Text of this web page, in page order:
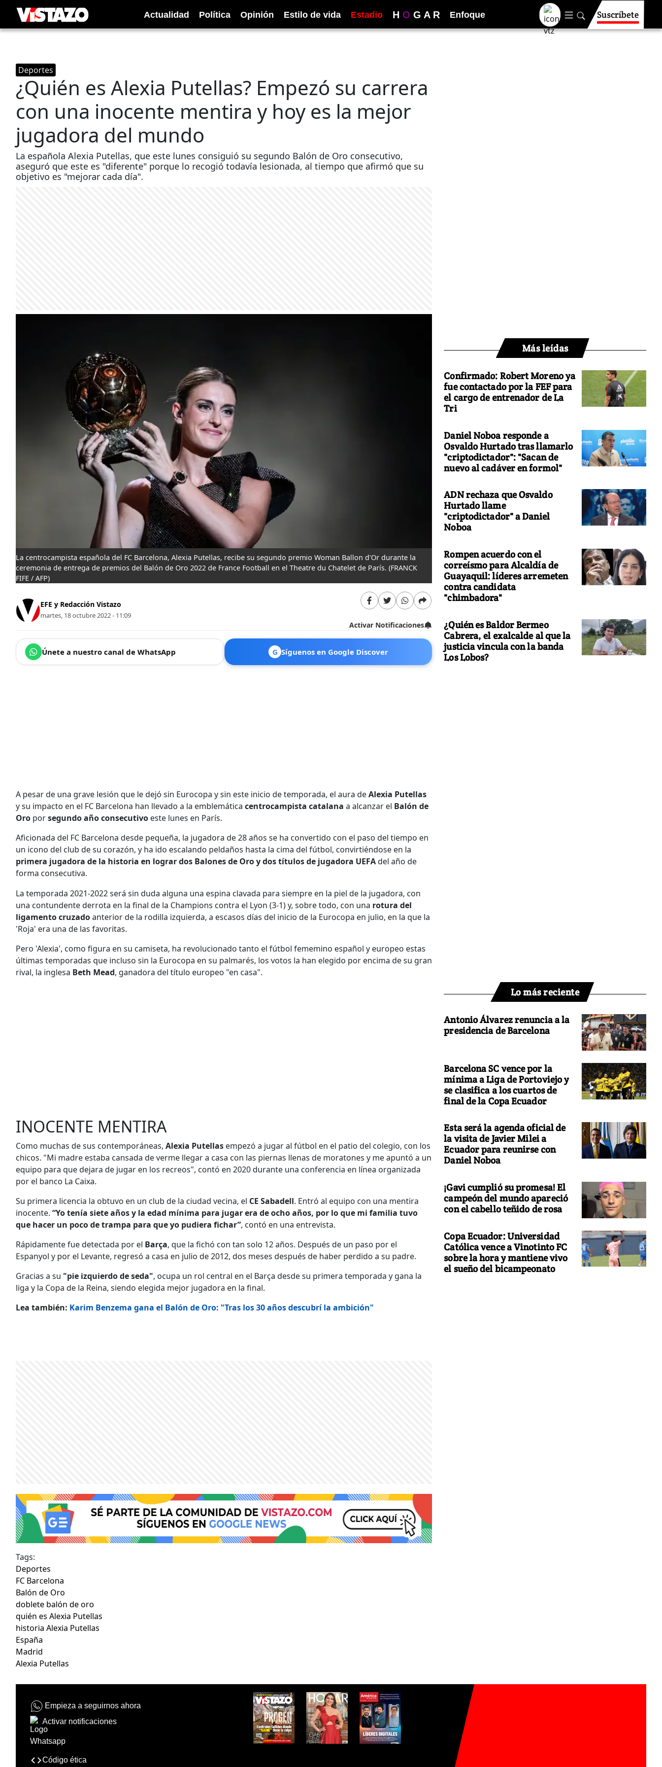
Actualidad Política Opinión Estilo de vida Estadio H O G A R Enfoque Suscríbete
Deportes
¿Quién es Alexia Putellas? Empezó su carrera
con una inocente mentira y hoy es la mejor
jugadora del mundo
La española Alexia Putellas, que este lunes consiguió su segundo Balón de Oro consecutivo,
aseguró que este es "diferente" porque lo recogió todavía lesionada, al tiempo que afirmó que su
objetivo es "mejorar cada día".
La centrocampista española del FC Barcelona, ​​Alexia Putellas, recibe su segundo premio Woman Ballon d'Or durante la
ceremonia de entrega de premios del Balón de Oro 2022 de France Football en el Theatre du Chatelet de París. (FRANCK
FIFE / AFP)
EFE y Redacción Vistazo
martes, 18 octubre 2022 - 11:09
Activar Notificaciones
Únete a nuestro canal de WhatsApp G Síguenos en Google Discover
A pesar de una grave lesión que le dejó sin Eurocopa y sin este inicio de temporada, el aura deAlexia Putellas
y su impacto en el FC Barcelona han llevado a la emblemática centrocampista catalana a alcanzar el Balón de
Oro porsegundo año consecutivo este lunes en París.
Aficionada del FC Barcelona desde pequeña, la jugadora de 28 años se ha convertido con el paso del tiempo en
un icono del club de su corazón, y ha ido escalando peldaños hasta la cima del fútbol, convirtiéndose en la
primera jugadora de la historia en lograr dos Balones de Oro y dos títulos de jugadora UEFAdel año de
forma consecutiva.
La temporada 2021-2022 será sin duda alguna una espina clavada para siempre en la piel de la jugadora, con
una contundente derrota en la final de la Champions contra el Lyon (3-1) y, sobre todo, con una rotura del
ligamento cruzadoanterior de la rodilla izquierda, a escasos días del inicio de la Eurocopa en julio, en la que la
'Roja' era una de las favoritas.
Pero 'Alexia', como figura en su camiseta, ha revolucionado tanto el fútbol fememino español y europeo estas
últimas temporadas que incluso sin la Eurocopa en su palmarés, los votos la han elegido por encima de su gran
rival, la inglesa Beth Mead, ganadora del título europeo "en casa".
INOCENTE MENTIRA
Como muchas de sus contemporáneas, Alexia Putellas empezó a jugar al fútbol en el patio del colegio, con los
chicos. "Mi madre estaba cansada de verme llegar a casa con las piernas llenas de moratones y me apuntó a un
equipo para que dejara de jugar en los recreos", contó en 2020 durante una conferencia en línea organizada
por el banco La Caixa.
Su primera licencia la obtuvo en un club de la ciudad vecina, el CE Sabadell. Entró al equipo con una mentira
inocente. “Yo tenía siete años y la edad mínima para jugar era de ocho años, por lo que mi familia tuvo
que hacer un poco de trampa para que yo pudiera fichar”, contó en una entrevista.
Rápidamente fue detectada por el Barça, que la fichó con tan solo 12 años. Después de un paso por el
Espanyol y por el Levante, regresó a casa en julio de 2012, dos meses después de haber perdido a su padre.
Gracias a su "pie izquierdo de seda", ocupa un rol central en el Barça desde su primera temporada y gana la
liga y la Copa de la Reina, siendo elegida mejor jugadora en la final.
Lea también: Karim Benzema gana el Balón de Oro: "Tras los 30 años descubrí la ambición"
Tags:
Deportes
FC Barcelona
Balón de Oro
doblete balón de oro
quién es Alexia Putellas
historia Alexia Putellas
España
Madrid
Alexia Putellas
Más leídas
Confirmado: Robert Moreno ya
fue contactado por la FEF para
el cargo de entrenador de La
Tri
Daniel Noboa responde a
Osvaldo Hurtado tras llamarlo
"criptodictador": "Sacan de
nuevo al cadáver en formol"
ADN rechaza que Osvaldo
Hurtado llame
"criptodictador" a Daniel
Noboa
Rompen acuerdo con el
correísmo para Alcaldía de
Guayaquil: líderes arremeten
contra candidata
"chimbadora"
¿Quién es Baldor Bermeo
Cabrera, el exalcalde al que la
justicia vincula con la banda
Los Lobos?
Lo más reciente
Antonio Álvarez renuncia a la
presidencia de Barcelona
Barcelona SC vence por la
mínima a Liga de Portoviejo y
se clasifica a los cuartos de
final de la Copa Ecuador
Esta será la agenda oficial de
la visita de Javier Milei a
Ecuador para reunirse con
Daniel Noboa
¡Gavi cumplió su promesa! El
campeón del mundo apareció
con el cabello teñido de rosa
Copa Ecuador: Universidad
Católica vence a Vinotinto FC
sobre la hora y mantiene vivo
el sueño del bicampeonato
Empieza a seguirnos ahora
Activar notificaciones
Código ética